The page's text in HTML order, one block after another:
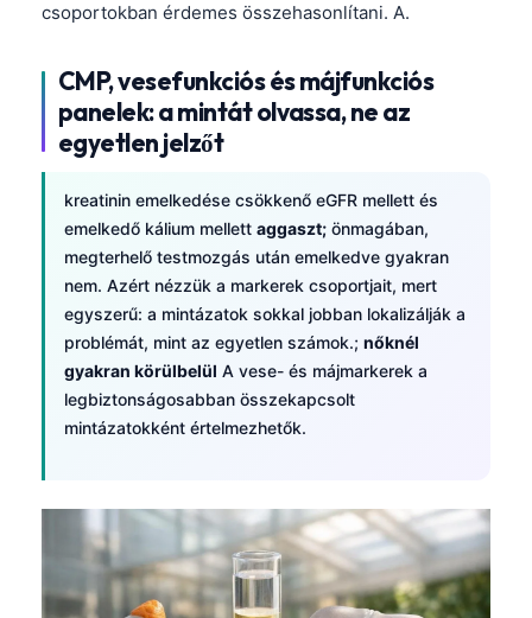
csoportokban érdemes összehasonlítani. A.
CMP, vesefunkciós és májfunkciós
panelek: a mintát olvassa, ne az
egyetlen jelzőt
kreatinin emelkedése csökkenő eGFR mellett és
emelkedő kálium mellett aggaszt; önmagában,
megterhelő testmozgás után emelkedve gyakran
nem. Azért nézzük a markerek csoportjait, mert
egyszerű: a mintázatok sokkal jobban lokalizálják a
problémát, mint az egyetlen számok.; nőknél
gyakran körülbelül A vese- és májmarkerek a
legbiztonságosabban összekapcsolt
mintázatokként értelmezhetők.
ဗမာစာ
ភាសាខ្មែរ
Kiswahili
O‘zbekcha
Català
Қазақ тілі
Suomi
Hrvatski
Slovenčina
پښتو
سنڌي
অসমীয়া